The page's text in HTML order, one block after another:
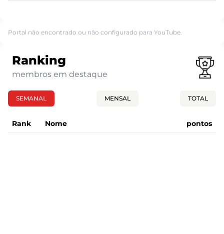
Portal não encontrado ou não configurado para YouTube.
Ranking
membros em destaque
SEMANAL MENSAL TOTAL
Rank Nome pontos